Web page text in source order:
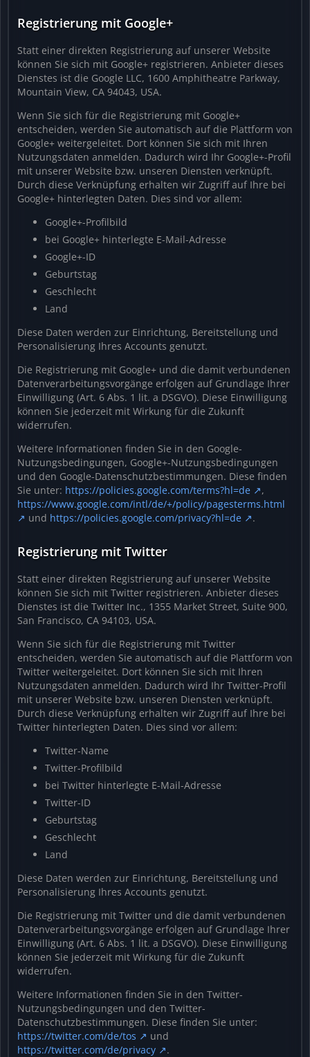
Registrierung mit Google+
Statt einer direkten Registrierung auf unserer Website
können Sie sich mit Google+ registrieren. Anbieter dieses
Dienstes ist die Google LLC, 1600 Amphitheatre Parkway,
Mountain View, CA 94043, USA.
Wenn Sie sich für die Registrierung mit Google+
entscheiden, werden Sie automatisch auf die Plattform von
Google+ weitergeleitet. Dort können Sie sich mit Ihren
Nutzungsdaten anmelden. Dadurch wird Ihr Google+-Profil
mit unserer Website bzw. unseren Diensten verknüpft.
Durch diese Verknüpfung erhalten wir Zugriff auf Ihre bei
Google+ hinterlegten Daten. Dies sind vor allem:
Google+-Profilbild
bei Google+ hinterlegte E-Mail-Adresse
Google+-ID
Geburtstag
Geschlecht
Land
Diese Daten werden zur Einrichtung, Bereitstellung und
Personalisierung Ihres Accounts genutzt.
Die Registrierung mit Google+ und die damit verbundenen
Datenverarbeitungsvorgänge erfolgen auf Grundlage Ihrer
Einwilligung (Art. 6 Abs. 1 lit. a DSGVO). Diese Einwilligung
können Sie jederzeit mit Wirkung für die Zukunft
widerrufen.
Weitere Informationen finden Sie in den Google-
Nutzungsbedingungen, Google+-Nutzungsbedingungen
und den Google-Datenschutzbestimmungen. Diese finden
Sie unter: https://policies.google.com/terms?hl=de
,
https://www.google.com/intl/de/+/policy/pagesterms.html
und https://policies.google.com/privacy?hl=de .
Registrierung mit Twitter
Statt einer direkten Registrierung auf unserer Website
können Sie sich mit Twitter registrieren. Anbieter dieses
Dienstes ist die Twitter Inc., 1355 Market Street, Suite 900,
San Francisco, CA 94103, USA.
Wenn Sie sich für die Registrierung mit Twitter
entscheiden, werden Sie automatisch auf die Plattform von
Twitter weitergeleitet. Dort können Sie sich mit Ihren
Nutzungsdaten anmelden. Dadurch wird Ihr Twitter-Profil
mit unserer Website bzw. unseren Diensten verknüpft.
Durch diese Verknüpfung erhalten wir Zugriff auf Ihre bei
Twitter hinterlegten Daten. Dies sind vor allem:
Twitter-Name
Twitter-Profilbild
bei Twitter hinterlegte E-Mail-Adresse
Twitter-ID
Geburtstag
Geschlecht
Land
Diese Daten werden zur Einrichtung, Bereitstellung und
Personalisierung Ihres Accounts genutzt.
Die Registrierung mit Twitter und die damit verbundenen
Datenverarbeitungsvorgänge erfolgen auf Grundlage Ihrer
Einwilligung (Art. 6 Abs. 1 lit. a DSGVO). Diese Einwilligung
können Sie jederzeit mit Wirkung für die Zukunft
widerrufen.
Weitere Informationen finden Sie in den Twitter-
Nutzungsbedingungen und den Twitter-
Datenschutzbestimmungen. Diese finden Sie unter:
https://twitter.com/de/tos
und
https://twitter.com/de/privacy
.